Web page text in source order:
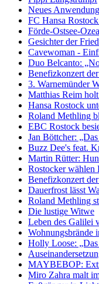
Neues
FC Hansa
Förde-Ostsee-
Gesichter der
Cavewoman -
Duo Belcanto:
Benefizkonzert
3. Warnemünder
Matthias Reim
Hansa Rostock
Roland Methling
EBC Rostock
Jan Böttcher:
Buzz Dee's feat.
Martin Rütter:
Rostocker wählen
Benefizkonzert
Dauerfrost lässt
Roland Methling
Die lustige Witwe
Leben des Galilei
Wohnungsbrände
Holly Loose:
MAYBEBOP:
Miro Zahra malt